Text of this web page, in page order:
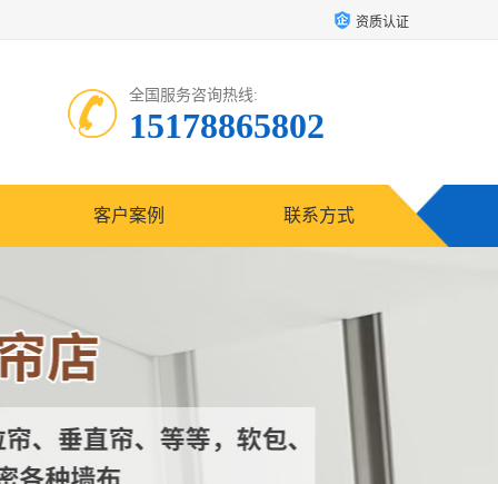
资质认证
全国服务咨询热线:
15178865802
客户案例 联系方式